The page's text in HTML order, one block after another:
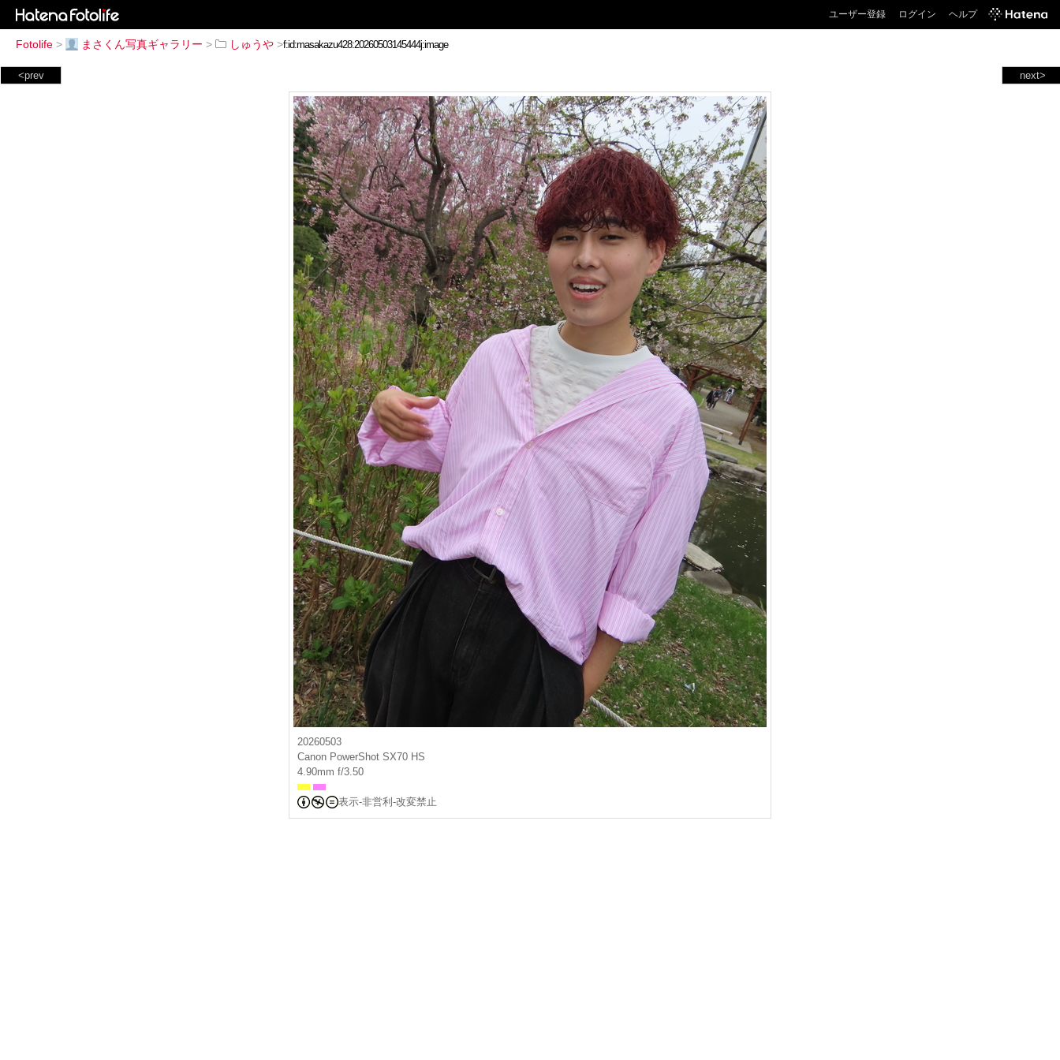
ユーザー登録 ログイン ヘルプ
Fotolife > まさくん写真ギャラリー > しゅうや >
next>
<prev
20260503
Canon PowerShot SX70 HS
4.90mm f/3.50
表示-非営利-改変禁止